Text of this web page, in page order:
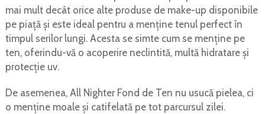
mai mult decât orice alte produse de make-up disponibile
pe piață și este ideal pentru a menține tenul perfect în
timpul serilor lungi. Acesta se simte cum se menține pe
ten, oferindu-vă o acoperire neclintită, multă hidratare și
protecție uv.
De asemenea, All Nighter Fond de Ten nu usucă pielea, ci
o menține moale și catifelată pe tot parcursul zilei.